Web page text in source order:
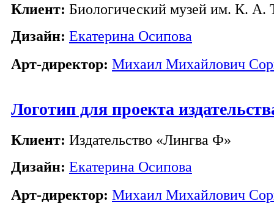
Клиент: Биологический музей им. К. А.
Дизайн: Екатерина Осипова
Арт-директор: Михаил Михайлович
Логотип для проекта
Клиент: Издательство «Лингва Ф»
Дизайн: Екатерина Осипова
Арт-директор: Михаил Михайлович